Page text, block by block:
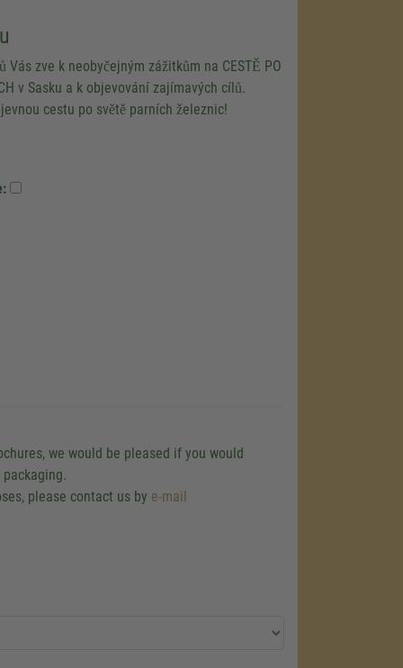
Vás zve k neobyčejným zážitkům na CESTĚ PO
v Sasku a k objevování zajímavých cílů.
cestu po světě parních železnic!
we would be pleased if you would
please contact us by e-mail